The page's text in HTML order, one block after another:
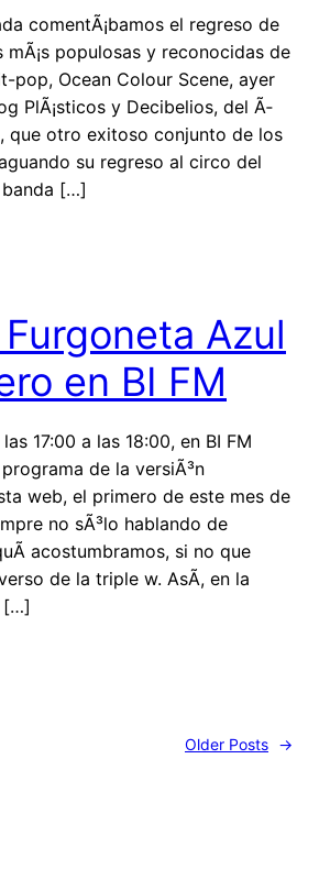
comentÃ¡bamos el regreso de
mÃ¡s populosas y reconocidas de
pop, Ocean Colour Scene, ayer
PlÃ¡sticos y Decibelios, del Ã­
que otro exitoso conjunto de los
su regreso al circo del
banda […]
Azul
en BI FM
17:00 a las 18:00, en BI FM
de la versiÃ³n
web, el primero de este mes de
no sÃ³lo hablando de
acostumbramos, si no que
de la triple w. AsÃ­, en la
[…]
Older Posts →